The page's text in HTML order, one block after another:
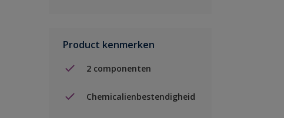
Product kenmerken
2 componenten
Chemicalienbestendigheid